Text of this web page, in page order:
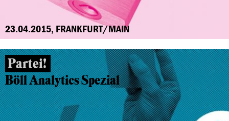
23.04.2015, FRANKFURT/MAIN
Partei!
Böll Analytics Spezial